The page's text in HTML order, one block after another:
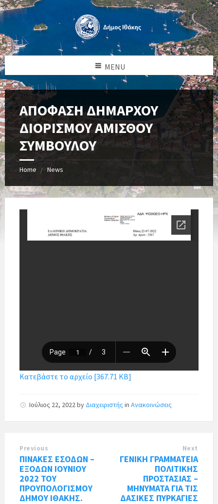
MENU
ΑΠΟΦΑΣΗ ΔΗΜΑΡΧΟΥ
ΔΙΟΡΙΣΜΟΥ ΑΜΙΣΘΟΥ
ΣΥΜΒΟΥΛΟΥ
Home News
Κατεβάστε το αρχείο [367.71 KB]
Ιούλιος 22, 2022by Διαχειριστής in Ανακοινώσεις
Previous
ΠΙΝΑΚΕΣ ΕΣΟΔΩΝ –
ΕΞΟΔΩΝ ΙΟΥΝΙΟΥ
2022 ΤΟΥ
ΠΡΟΥΠΟΛΟΓΙΣΜΟΥ
ΔΗΜΟΥ ΙΘΑΚΗΣ.
Next
ΓΕΝΙΚΗ ΓΡΑΜΜΑΤΕΙΑ
ΠΟΛΙΤΙΚΗΣ
ΠΡΟΣΤΑΣΙΑΣ –
ΜΗΝΥΜΑΤΑ ΓΙΑ ΤΙΣ
ΔΑΣΙΚΕΣ ΠΥΡΚΑΓΙΕΣ